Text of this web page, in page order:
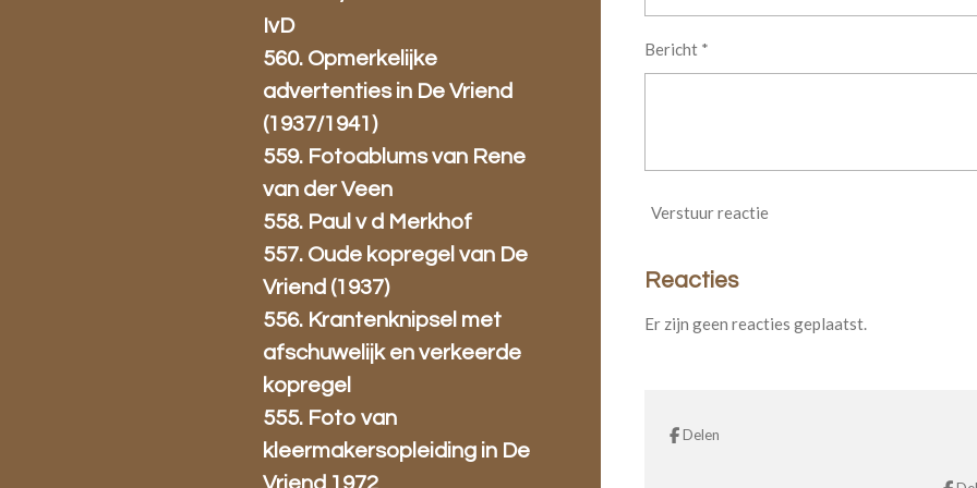
Bericht *
Verstuur reactie
Reacties
Er zijn geen reacties geplaatst.
Delen
IvD
560. Opmerkelijke
advertenties in De Vriend
(1937/1941)
559. Fotoablums van Rene
van der Veen
558. Paul v d Merkhof
557. Oude kopregel van De
Vriend (1937)
556. Krantenknipsel met
afschuwelijk en verkeerde
kopregel
555. Foto van
kleermakersopleiding in De
Vriend 1972